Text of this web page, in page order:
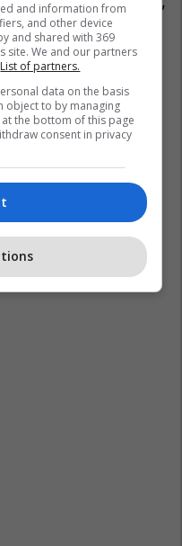
kam qenë autor i
pas suksesit të
kur ishte evidente
politike e
përçarja, që
dhe e
kishte shumë
suksesin e atij
and information from
and other device
and shared with 369
site. We and our partners
List of partners.
data on the basis
object to by managing
the bottom of this page
consent in privacy